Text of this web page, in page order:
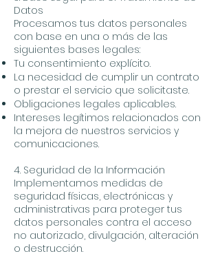
Datos
Procesamos tus datos personales
con base en una o más de las
siguientes bases legales:
Tu consentimiento explícito.
La necesidad de cumplir un contrato
o prestar el servicio que solicitaste.
Obligaciones legales aplicables.
Intereses legítimos relacionados con
la mejora de nuestros servicios y
comunicaciones.
4. Seguridad de la Información
Implementamos medidas de
seguridad físicas, electrónicas y
administrativas para proteger tus
datos personales contra el acceso
no autorizado, divulgación, alteración
o destrucción.